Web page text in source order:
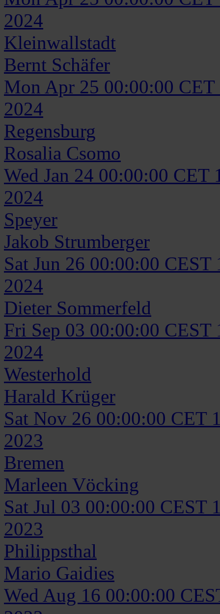
2024
Kleinwallstadt
Bernt Schäfer
Mon Apr 25 00:00:00 CET
2024
Regensburg
Rosalia Csomo
Wed Jan 24 00:00:00 CET
2024
Speyer
Jakob Strumberger
Sat Jun 26 00:00:00 CEST
2024
Dieter Sommerfeld
Fri Sep 03 00:00:00 CEST
2024
Westerhold
Harald Krüger
Sat Nov 26 00:00:00 CET
2023
Bremen
Marleen Vöcking
Sat Jul 03 00:00:00 CEST
2023
Philippsthal
Mario Gaidies
Wed Aug 16 00:00:00